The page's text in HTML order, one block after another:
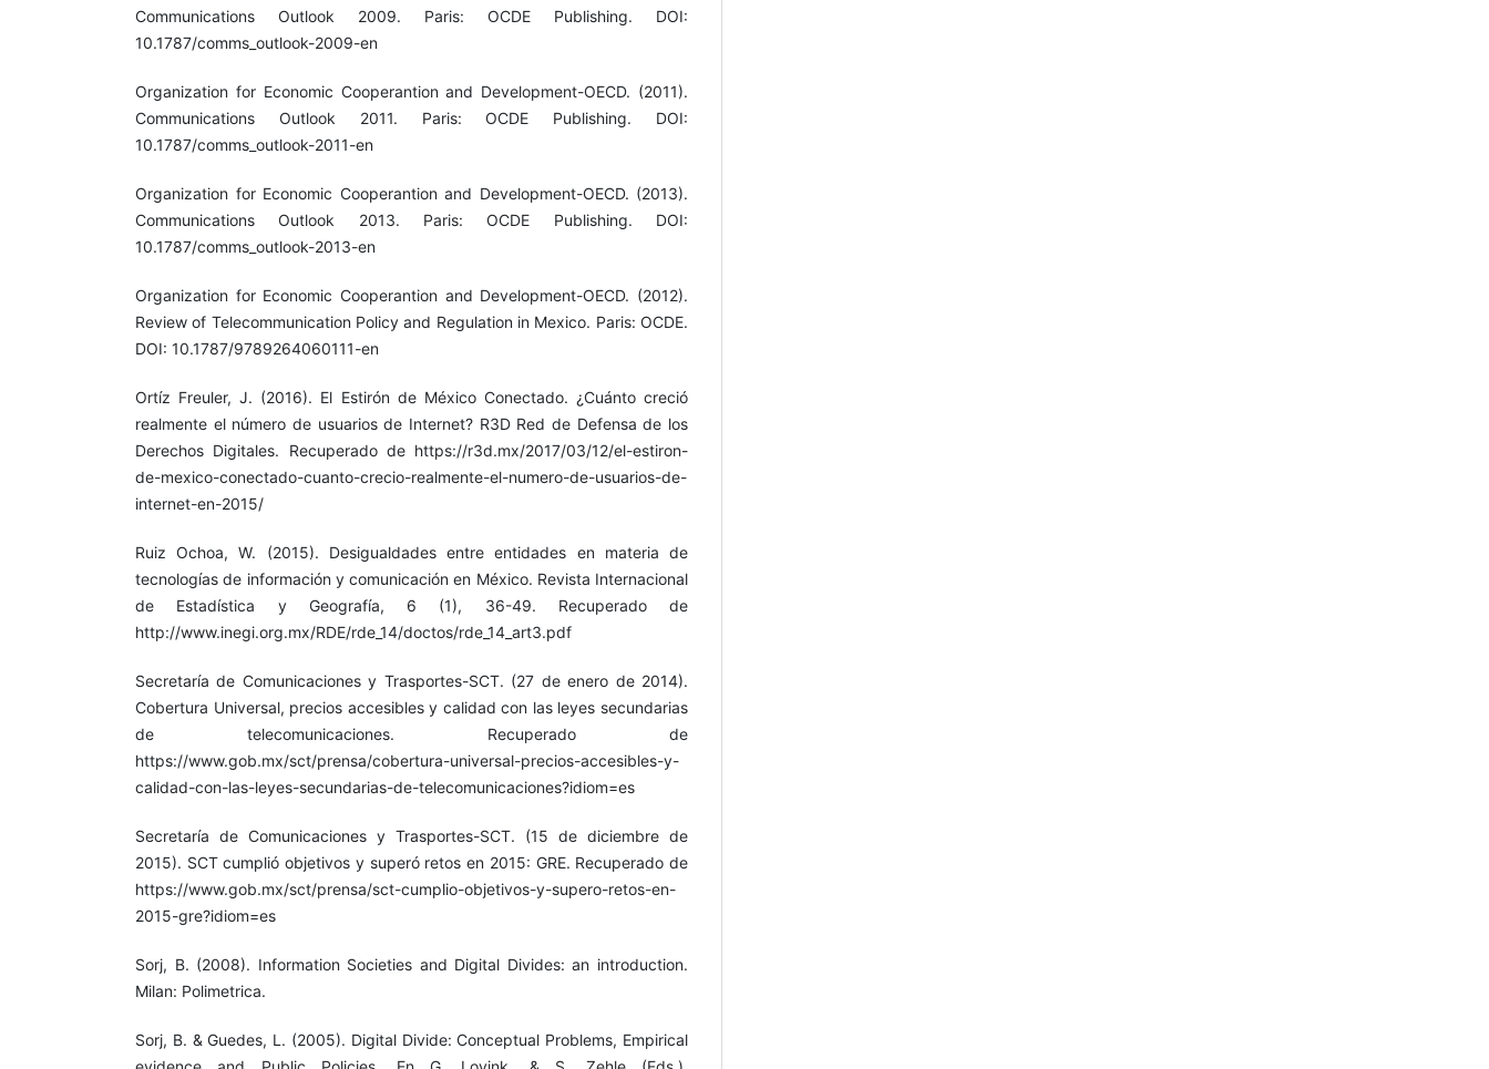
Communications Outlook 2009. Paris: OCDE Publishing. DOI:
10.1787/comms_outlook-2009-en
Organization for Economic Cooperantion and Development-OECD. (2011).
Communications Outlook 2011. Paris: OCDE Publishing. DOI:
10.1787/comms_outlook-2011-en
Organization for Economic Cooperantion and Development-OECD. (2013).
Communications Outlook 2013. Paris: OCDE Publishing. DOI:
10.1787/comms_outlook-2013-en
Organization for Economic Cooperantion and Development-OECD. (2012).
Review of Telecommunication Policy and Regulation in Mexico. Paris: OCDE.
DOI: 10.1787/9789264060111-en
Ortíz Freuler, J. (2016). El Estirón de México Conectado. ¿Cuánto creció
realmente el número de usuarios de Internet? R3D Red de Defensa de los
Derechos Digitales. Recuperado de https://r3d.mx/2017/03/12/el-estiron-
de-mexico-conectado-cuanto-crecio-realmente-el-numero-de-usuarios-de-
internet-en-2015/
Ruiz Ochoa, W. (2015). Desigualdades entre entidades en materia de
tecnologías de información y comunicación en México. Revista Internacional
de Estadística y Geografía, 6 (1), 36-49. Recuperado de
http://www.inegi.org.mx/RDE/rde_14/doctos/rde_14_art3.pdf
Secretaría de Comunicaciones y Trasportes-SCT. (27 de enero de 2014).
Cobertura Universal, precios accesibles y calidad con las leyes secundarias
de telecomunicaciones. Recuperado de
https://www.gob.mx/sct/prensa/cobertura-universal-precios-accesibles-y-
calidad-con-las-leyes-secundarias-de-telecomunicaciones?idiom=es
Secretaría de Comunicaciones y Trasportes-SCT. (15 de diciembre de
2015). SCT cumplió objetivos y superó retos en 2015: GRE. Recuperado de
https://www.gob.mx/sct/prensa/sct-cumplio-objetivos-y-supero-retos-en-
2015-gre?idiom=es
Sorj, B. (2008). Information Societies and Digital Divides: an introduction.
Milan: Polimetrica.
Sorj, B. & Guedes, L. (2005). Digital Divide: Conceptual Problems, Empirical